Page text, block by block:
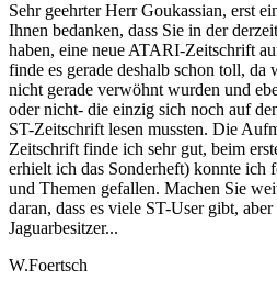
Sehr geehrter Herr Goukassian, erst
Ihnen bedanken, dass Sie in der
haben, eine neue ATARI-Zeitschrift
finde es gerade deshalb schon toll,
nicht gerade verwöhnt wurden und
oder nicht- die einzig sich noch auf
ST-Zeitschrift lesen mussten. Die
Zeitschrift finde ich sehr gut, beim
erhielt ich das Sonderheft) konnte ich
und Themen gefallen. Machen Sie
daran, dass es viele ST-User gibt,
Jaguarbesitzer...
W.Foertsch